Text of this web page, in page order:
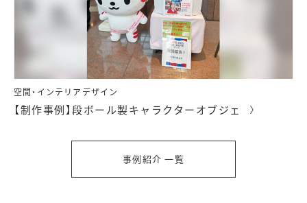
空間・インテリアデザイン
【制作事例】段ボール製キャラクターオブジェ
事例紹介 一覧